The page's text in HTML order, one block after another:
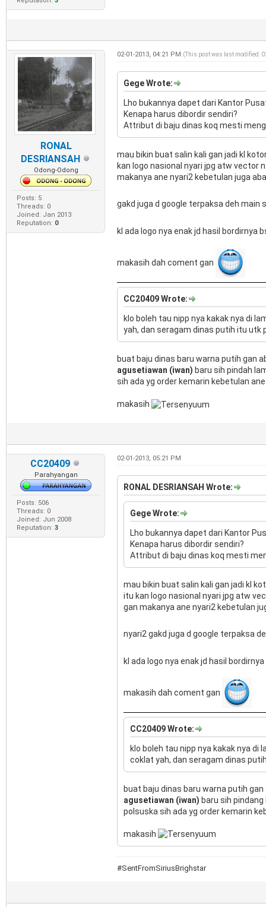
RONAL
DESRIANSAH
Odong-Odong
Posts: 5
Threads: 0
Joined: Jan 2013
Reputation: 0
02-01-2013, 04:21 PM (This post was last modified:
Gege Wrote:
Lho bukannya dapet dari Kantor
Kenapa harus dibordir sendiri?
Attribut di baju dinas koq mesti
mau bikin buat salin kali gan jadi kl
kan logo nasional nyari jpg atw vector
makanya ane nyari2 kebetulan juga
gakd juga d google terpaksa deh main
kl ada logo nya enak jd hasil bordirnya
makasih dah coment gan
CC20409 Wrote:
klo boleh tau nipp nya kakak nya di
yah, dan seragam dinas putih itu utk
buat baju dinas baru warna putih gan
agusetiawan (iwan) baru sih pindah
sih ada yg order kemarin kebetulan
makasih
CC20409
Parahyangan
Posts: 506
Threads: 0
Joined: Jun 2008
Reputation: 3
02-01-2013, 05:21 PM
RONAL DESRIANSAH Wrote:
Gege Wrote:
Lho bukannya dapet dari Kantor
Kenapa harus dibordir sendiri?
Attribut di baju dinas koq mesti
mau bikin buat salin kali gan jadi kl
itu kan logo nasional nyari jpg atw
gan makanya ane nyari2 kebetulan
nyari2 gakd juga d google terpaksa
kl ada logo nya enak jd hasil
makasih dah coment gan
CC20409 Wrote:
klo boleh tau nipp nya kakak nya di
coklat yah, dan seragam dinas
buat baju dinas baru warna putih
agusetiawan (iwan) baru sih
polsuska sih ada yg order kemarin
makasih
#SentFromSiriusBrighstar